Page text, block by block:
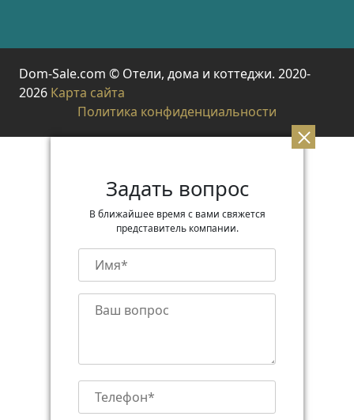
Dom-Sale.com © Отели, дома и коттеджи. 2020-
2026 Карта сайта
Политика конфиденциальности
Задать вопрос
В ближайшее время с вами свяжется
представитель компании.